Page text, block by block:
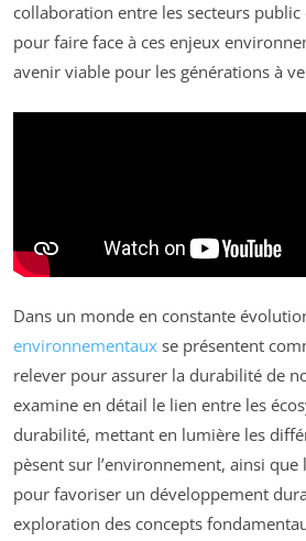
collaboration entre les secteurs public
pour faire face à ces enjeux
avenir viable pour les générations à
Dans un monde en constante
environnementaux se présentent
relever pour assurer la durabilité de
examine en détail le lien entre les
durabilité, mettant en lumière les
pèsent sur l’environnement, ainsi
pour favoriser un développement
exploration des concepts